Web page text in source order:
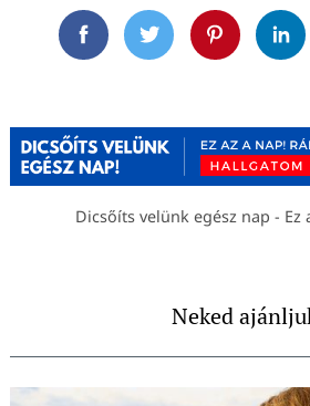
FacebookTwitterPinterest
Dicsőíts velünk egész nap - Ez
Neked